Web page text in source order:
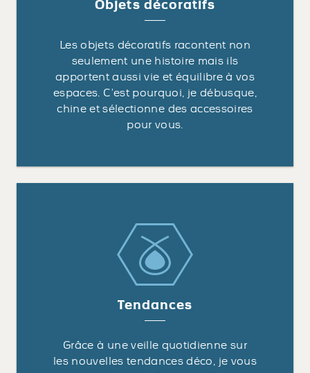
Objets décoratifs
Les objets décoratifs racontent non
seulement une histoire mais ils
apportent aussi vie et équilibre à vos
espaces. C’est pourquoi, je débusque,
chine et sélectionne des accessoires
pour vous.
Tendances
Grâce à une veille quotidienne sur
les nouvelles tendances déco, je vous